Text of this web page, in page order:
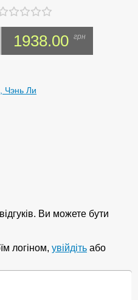
1938.00 грн
Чэнь Ли
Ви можете бути
логіном, увійдіть або